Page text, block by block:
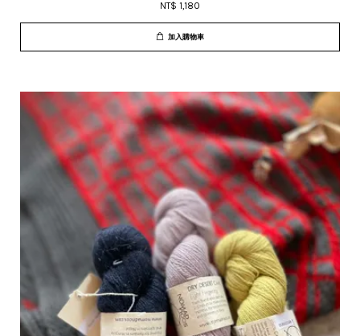
NT$ 1,180
加入購物車